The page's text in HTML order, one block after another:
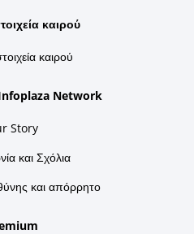
καιρού
καιρού
Infoplaza Network
Story
και Σχόλια
και απόρρητο